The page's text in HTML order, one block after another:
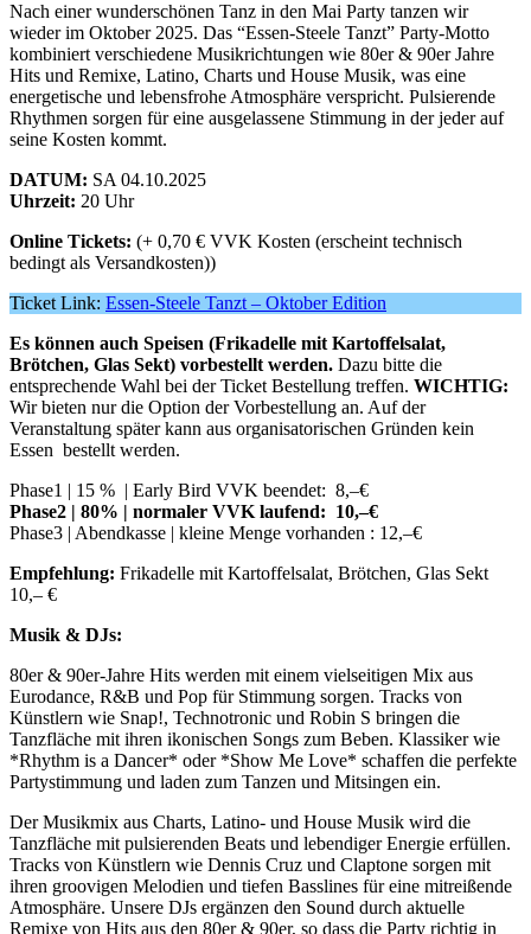
Nach einer wunderschönen Tanz in den Mai Party tanzen wir
wieder im Oktober 2025. Das “Essen-Steele Tanzt” Party-Motto
kombiniert verschiedene Musikrichtungen wie 80er & 90er Jahre
Hits und Remixe, Latino, Charts und House Musik, was eine
energetische und lebensfrohe Atmosphäre verspricht. Pulsierende
Rhythmen sorgen für eine ausgelassene Stimmung in der jeder auf
seine Kosten kommt.
DATUM: SA 04.10.2025
Uhrzeit: 20 Uhr
Online Tickets: (+ 0,70 € VVK Kosten (erscheint technisch
bedingt als Versandkosten))
Ticket Link: Essen-Steele Tanzt – Oktober Edition
Es können auch Speisen (Frikadelle mit Kartoffelsalat,
Brötchen, Glas Sekt) vorbestellt werden. Dazu bitte die
entsprechende Wahl bei der Ticket Bestellung treffen. WICHTIG:
Wir bieten nur die Option der Vorbestellung an. Auf der
Veranstaltung später kann aus organisatorischen Gründen kein
Essen bestellt werden.
Phase1 | 15 % | Early Bird VVK beendet: 8,–€
Phase2 | 80% | normaler VVK laufend: 10,–€
Phase3 | Abendkasse | kleine Menge vorhanden : 12,–€
Empfehlung: Frikadelle mit Kartoffelsalat, Brötchen, Glas Sekt
10,– €
Musik & DJs:
80er & 90er-Jahre Hits werden mit einem vielseitigen Mix aus
Eurodance, R&B und Pop für Stimmung sorgen. Tracks von
Künstlern wie Snap!, Technotronic und Robin S bringen die
Tanzfläche mit ihren ikonischen Songs zum Beben. Klassiker wie
*Rhythm is a Dancer* oder *Show Me Love* schaffen die perfekte
Partystimmung und laden zum Tanzen und Mitsingen ein.
Der Musikmix aus Charts, Latino- und House Musik wird die
Tanzfläche mit pulsierenden Beats und lebendiger Energie erfüllen.
Tracks von Künstlern wie Dennis Cruz und Claptone sorgen mit
ihren groovigen Melodien und tiefen Basslines für eine mitreißende
Atmosphäre. Unsere DJs ergänzen den Sound durch aktuelle
Remixe von Hits aus den 80er & 90er, so dass die Party richtig in